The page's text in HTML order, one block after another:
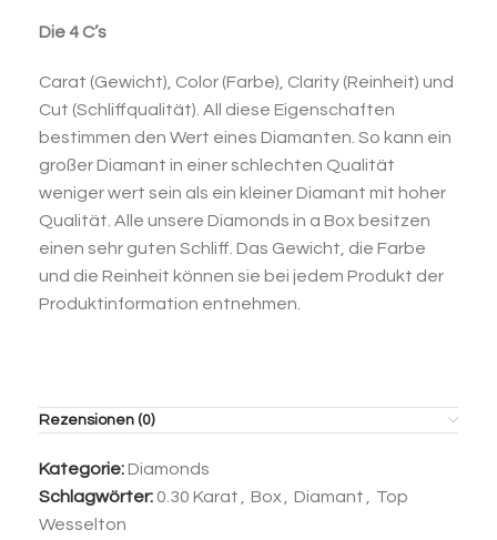
Die 4 C’s
Carat (Gewicht), Color (Farbe), Clarity (Reinheit) und
Cut (Schliffqualität). All diese Eigenschaften
bestimmen den Wert eines Diamanten. So kann ein
großer Diamant in einer schlechten Qualität
weniger wert sein als ein kleiner Diamant mit hoher
Qualität. Alle unsere Diamonds in a Box besitzen
einen sehr guten Schliff. Das Gewicht, die Farbe
und die Reinheit können sie bei jedem Produkt der
Produktinformation entnehmen.
Rezensionen (0)
Kategorie:Diamonds
Schlagwörter: 0.30 Karat , Box, Diamant , Top
Wesselton